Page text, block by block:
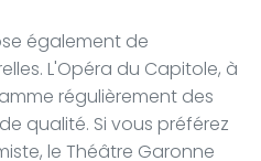
également de
L'Opéra du Capitole, à
régulièrement des
qualité. Si vous préférez
le Théâtre Garonne